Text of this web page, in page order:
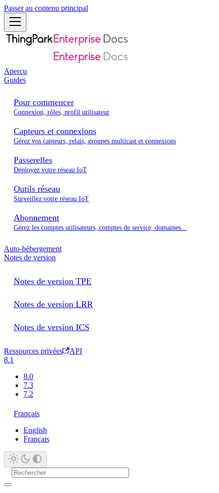
Passer au contenu principal
Aperçu
Guides
Pour commencer
Connexion, rôles, profil utilisateur
Capteurs et connexions
Gérez vos capteurs, relais, groupes multicast et connexions
Passerelles
Déployez votre réseau IoT
Outils réseau
Surveillez votre réseau IoT
Abonnement
Gérez les comptes utilisateurs, comptes de service, domaines...
Auto-hébergement
Notes de version
Notes de version TPE
Notes de version LRR
Notes de version ICS
Ressources privées
API
8.1
8.0
7.3
7.2
Français
English
Français